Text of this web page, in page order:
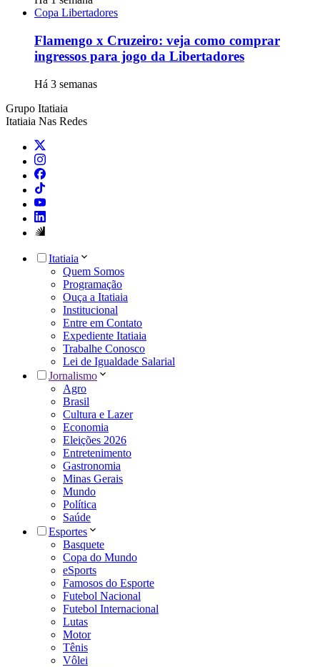
Copa Libertadores
Flamengo x Cruzeiro: veja como comprar
ingressos para jogo da Libertadores
Há 3 semanas
Grupo Itatiaia
Itatiaia Nas Redes
Itatiaia
Quem Somos
Programação
Ouça a Itatiaia
Institucional
Entre em Contato
Expediente Itatiaia
Trabalhe Conosco
Lei de Igualdade Salarial
Jornalismo
Agro
Brasil
Cultura e Lazer
Economia
Eleições 2026
Entretenimento
Gastronomia
Minas Gerais
Mundo
Política
Saúde
Esportes
Basquete
Copa do Mundo
eSports
Famosos do Esporte
Futebol Nacional
Futebol Internacional
Lutas
Motor
Tênis
Vôlei